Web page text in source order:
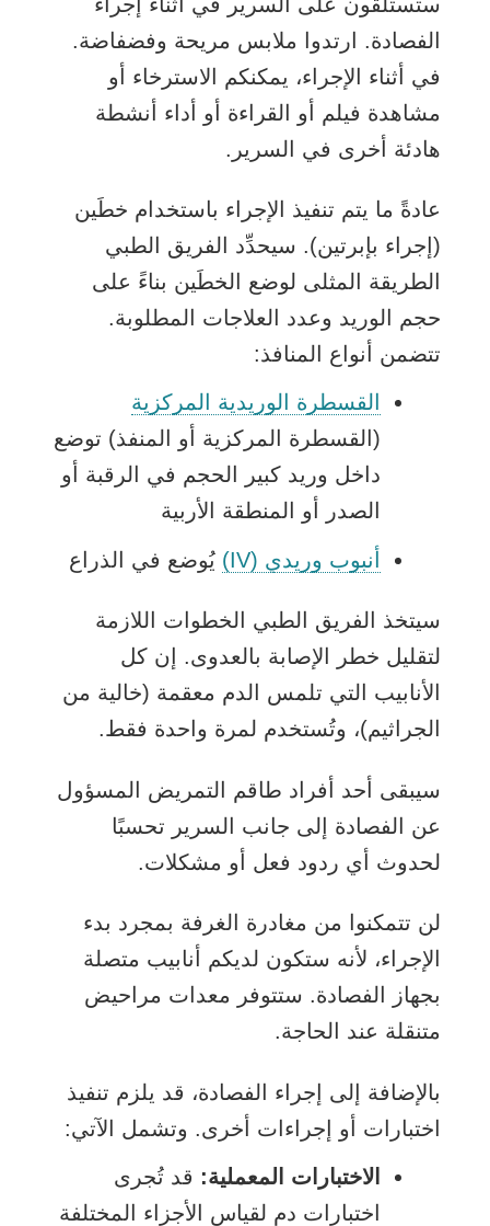
الفصادة. ارتدوا ملابس مريحة وفضفاضة.
في أثناء الإجراء، يمكنكم الاسترخاء أو
مشاهدة فيلم أو القراءة أو أداء أنشطة
هادئة أخرى في السرير.
عادةً ما يتم تنفيذ الإجراء باستخدام خطَين
(إجراء بإبرتين). سيحدِّد الفريق الطبي
الطريقة المثلى لوضع الخطَين بناءً على
حجم الوريد وعدد العلاجات المطلوبة.
تتضمن أنواع المنافذ:
القسطرة الوريدية المركزية
(القسطرة المركزية أو المنفذ) توضع
داخل وريد كبير الحجم في الرقبة أو
الصدر أو المنطقة الأربية
أنبوب وريدي (IV) يُوضع في الذراع
سيتخذ الفريق الطبي الخطوات اللازمة
لتقليل خطر الإصابة بالعدوى. إن كل
الأنابيب التي تلمس الدم معقمة (خالية من
الجراثيم)، وتُستخدم لمرة واحدة فقط.
سيبقى أحد أفراد طاقم التمريض المسؤول
عن الفصادة إلى جانب السرير تحسبًا
لحدوث أي ردود فعل أو مشكلات.
لن تتمكنوا من مغادرة الغرفة بمجرد بدء
الإجراء، لأنه ستكون لديكم أنابيب متصلة
بجهاز الفصادة. ستتوفر معدات مراحيض
متنقلة عند الحاجة.
بالإضافة إلى إجراء الفصادة، قد يلزم تنفيذ
اختبارات أو إجراءات أخرى. وتشمل الآتي:
الاختبارات المعملية: قد تُجرى
اختبارات دم لقياس الأجزاء المختلفة